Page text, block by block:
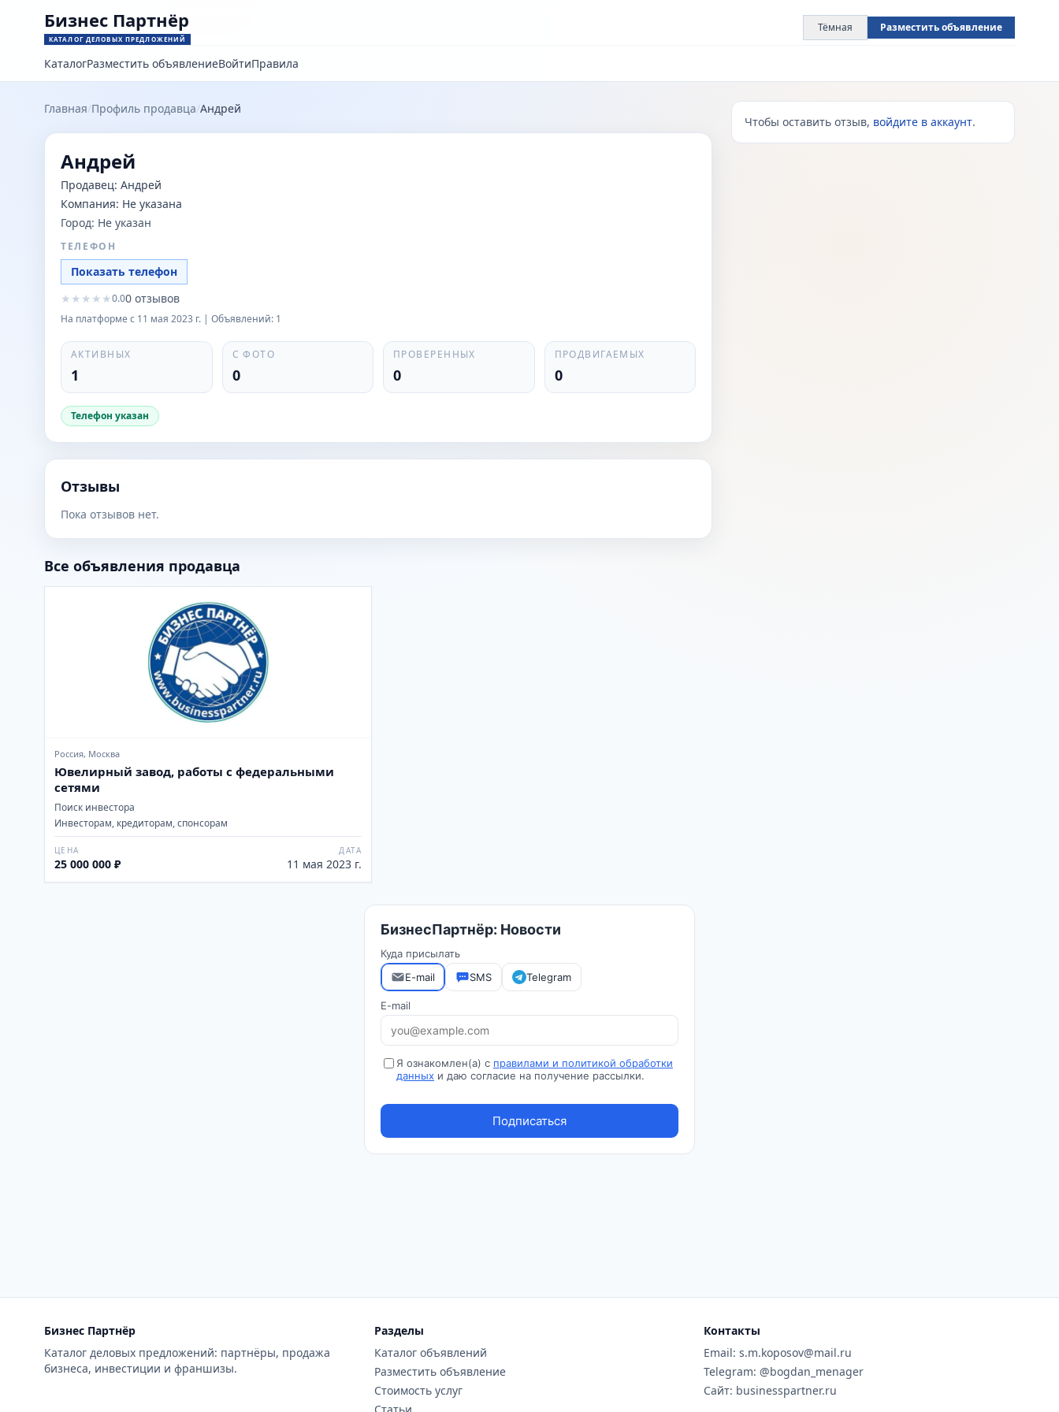
Бизнес Партнёр
КАТАЛОГ ДЕЛОВЫХ ПРЕДЛОЖЕНИЙ
Тёмная Разместить объявление
КаталогРазместить объявлениеВойтиПравила
Главная/Профиль продавца/Андрей
Андрей
Продавец: Андрей
Компания: Не указана
Город: Не указан
ТЕЛЕФОН
Показать телефон
★ ★ ★ ★ ★0.00 отзывов
На платформе с 11 мая 2023 г. | Объявлений: 1
АКТИВНЫХ
1
С ФОТО
0
ПРОВЕРЕННЫХ
0
ПРОДВИГАЕМЫХ
0
Телефон указан
Отзывы
Пока отзывов нет.
Все объявления продавца
Россия, Москва
Ювелирный завод, работы с федеральными
сетями
Поиск инвестора
Инвесторам, кредиторам, спонсорам
ЦЕНА
25 000 000 ₽
ДАТА
11 мая 2023 г.
Чтобы оставить отзыв, войдите в аккаунт.
Бизнес Партнёр
Каталог деловых предложений: партнёры, продажа
бизнеса, инвестиции и франшизы.
Разделы
Каталог объявлений
Разместить объявление
Стоимость услуг
Контакты
Email: s.m.koposov@mail.ru
Telegram: @bogdan_menager
Сайт: businesspartner.ru